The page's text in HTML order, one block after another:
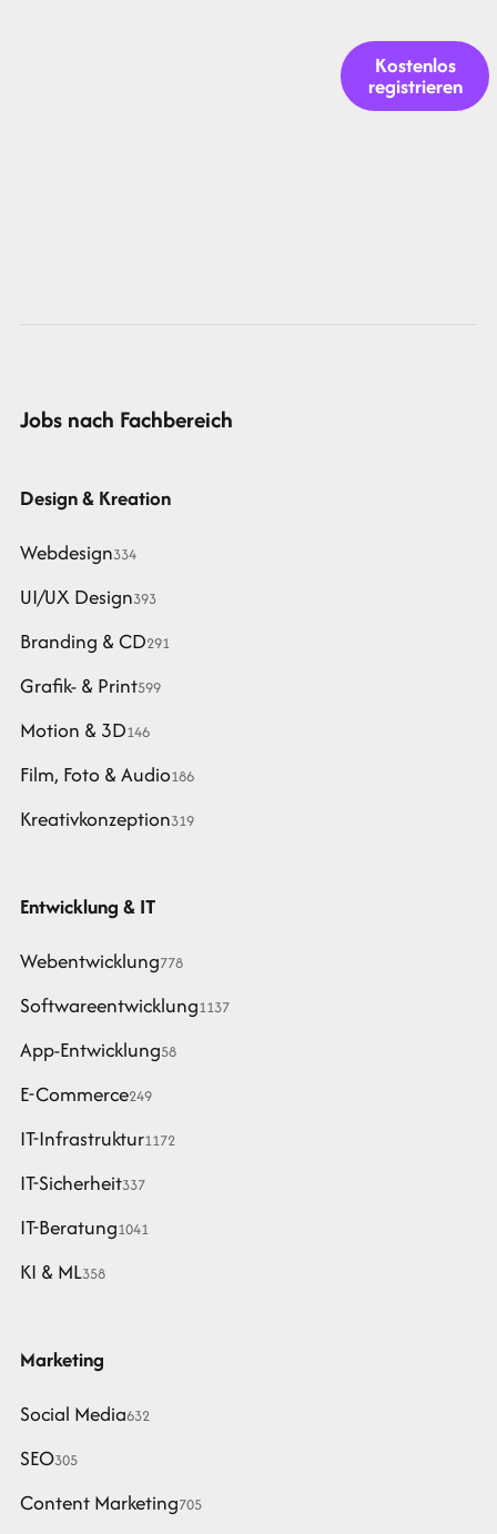
Kostenlos
registrieren
Jobs nach Fachbereich
Design & Kreation
Webdesign334
UI/UX Design393
Branding & CD291
Grafik- & Print599
Motion & 3D146
Film, Foto & Audio186
Kreativkonzeption319
Entwicklung & IT
Webentwicklung778
Softwareentwicklung1137
App-Entwicklung58
E-Commerce249
IT-Infrastruktur1172
IT-Sicherheit337
IT-Beratung1041
KI & ML358
Marketing
Social Media632
SEO305
Content Marketing705